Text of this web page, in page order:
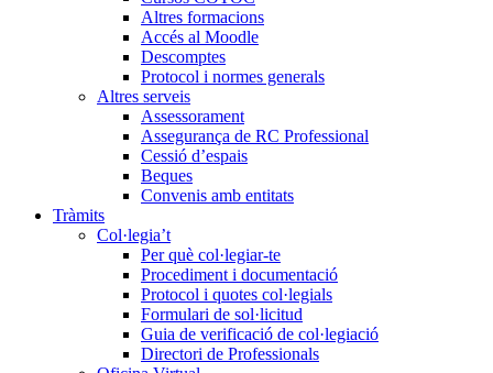
Altres formacions
Accés al Moodle
Descomptes
Protocol i normes generals
Altres serveis
Assessorament
Assegurança de RC Professional
Cessió d’espais
Beques
Convenis amb entitats
Tràmits
Col·legia’t
Per què col·legiar-te
Procediment i documentació
Protocol i quotes col·legials
Formulari de sol·licitud
Guia de verificació de col·legiació
Directori de Professionals